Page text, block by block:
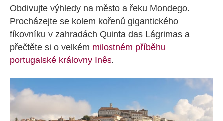
Obdivujte výhledy na město a řeku Mondego.
Procházejte se kolem kořenů gigantického
fíkovníku v zahradách Quinta das Lágrimas a
přečtěte si o velkém milostném příběhu
portugalské královny Inês.